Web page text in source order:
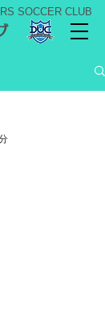
SOCCER CLUB